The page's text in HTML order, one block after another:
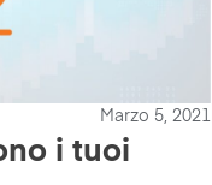
Marzo 5, 2021
i tuoi